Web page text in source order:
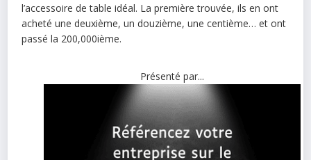
l’accessoire de table idéal. La première trouvée, ils en ont
acheté une deuxième, un douzième, une centième… et ont
passé la 200,000ième.
Présenté par...